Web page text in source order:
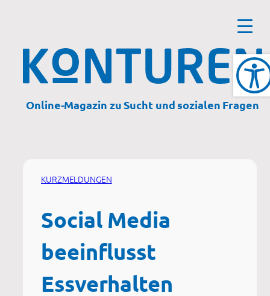
Online-Magazin zu Sucht und sozialen Fragen
KURZMELDUNGEN
Social Media
beeinflusst
Essverhalten